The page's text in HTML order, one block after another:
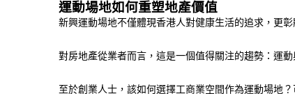
運動場地如何重塑地產價值
新興運動場地不僅體現香港人對健康生活的追求，更
對房地產從業者而言，這是一個值得關注的趨勢：運
至於創業人士，該如何選擇工商業空間作為運動場地？